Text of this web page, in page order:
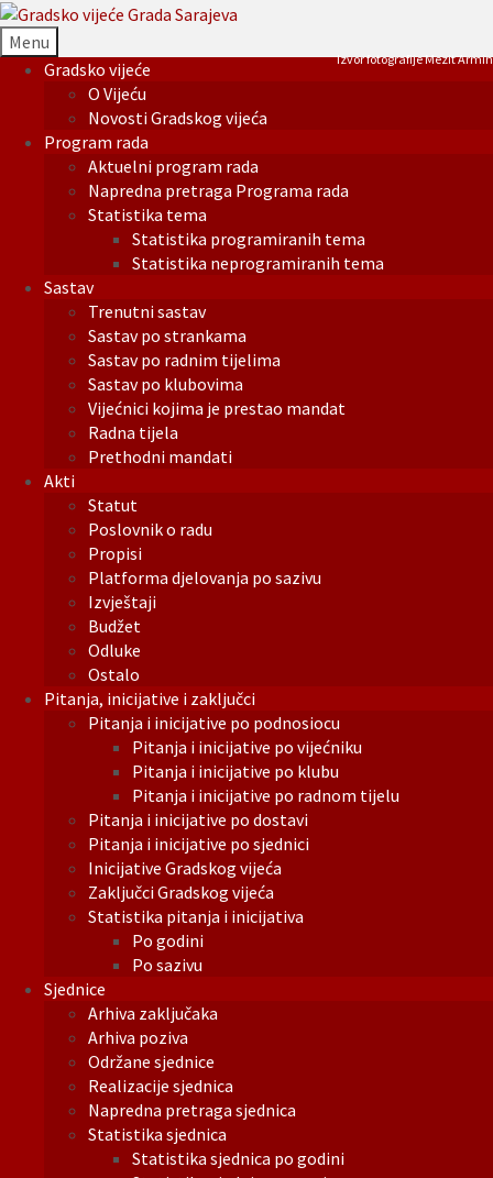
Menu
Gradsko vijeće
O Vijeću
Novosti Gradskog vijeća
Program rada
Aktuelni program rada
Napredna pretraga Programa rada
Statistika tema
Statistika programiranih tema
Statistika neprogramiranih tema
Sastav
Trenutni sastav
Sastav po strankama
Sastav po radnim tijelima
Sastav po klubovima
Vijećnici kojima je prestao mandat
Radna tijela
Prethodni mandati
Akti
Statut
Poslovnik o radu
Propisi
Platforma djelovanja po sazivu
Izvještaji
Budžet
Odluke
Ostalo
Pitanja, inicijative i zaključci
Pitanja i inicijative po podnosiocu
Pitanja i inicijative po vijećniku
Pitanja i inicijative po klubu
Pitanja i inicijative po radnom tijelu
Pitanja i inicijative po dostavi
Pitanja i inicijative po sjednici
Inicijative Gradskog vijeća
Zaključci Gradskog vijeća
Statistika pitanja i inicijativa
Po godini
Po sazivu
Sjednice
Arhiva zaključaka
Arhiva poziva
Održane sjednice
Realizacije sjednica
Napredna pretraga sjednica
Statistika sjednica
Statistika sjednica po godini
Izvor fotografije Mezit Armin